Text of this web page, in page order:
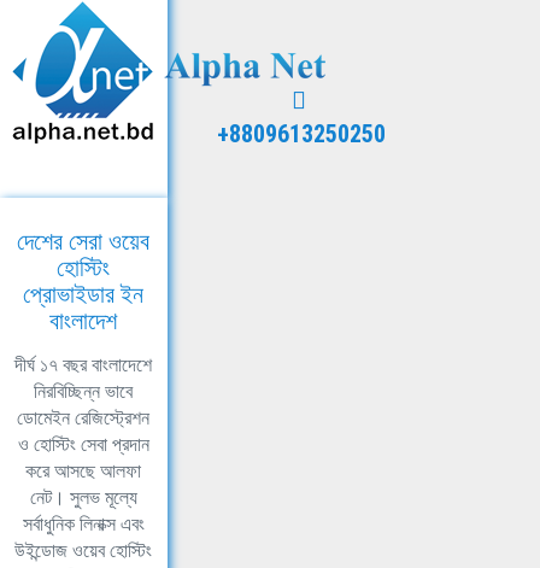
+8809613250250
দেশের সেরা ওয়েব
হোস্টিং
প্রোভাইডার ইন
বাংলাদেশ
দীর্ঘ ১৭ বছর বাংলাদেশে
নিরবিচ্ছিন্ন ভাবে
ডোমেইন রেজিস্ট্রেশন
ও হোস্টিং সেবা প্রদান
করে আসছে আলফা
নেট। সুলভ মূল্যে
সর্বাধুনিক লিনাক্স এবং
উইন্ডোজ ওয়েব হোস্টিং